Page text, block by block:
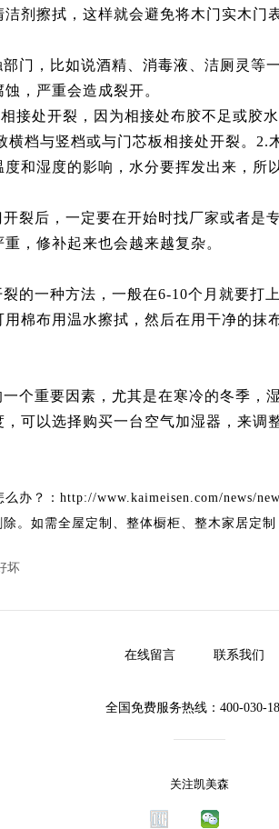
剂擦拭，这样就会避免将木门实木门
门，比如说酒精、消毒液、洁厕灵等
，严重会造成裂开。
接处开裂，因为相接处布胶不足或胶
横档与竖档或与门芯板相接处开裂。
和湿度的影响，水分要挥发出来，所
裂后，一定要在开始时找厂家或者是
，修补起来也会越来越复杂。
的一种方法，一般在6-10个月就要打
棉布用温水擦拭，然后在用干净的抹
个重要因素，尤其是在寒冷的冬季，
可以选择购买一台空气加湿器，来调
办？ ：http://www.kaimeisen.com/news/
。如需全屋定制、整体橱柜、整木家居定制
坏
在线留言 联系我们
全国免费服务热线：400-030-
关注凯美森